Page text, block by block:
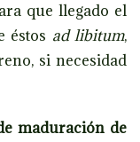
que llegado el
éstos ad libitum,
si necesidad
maduración de